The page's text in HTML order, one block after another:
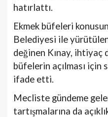
hatırlattı.
Ekmek büfeleri
Belediyesi ile
değinen Kınay,
büfelerin açılması
ifade etti.
Mecliste gündeme
tartışmalarına da